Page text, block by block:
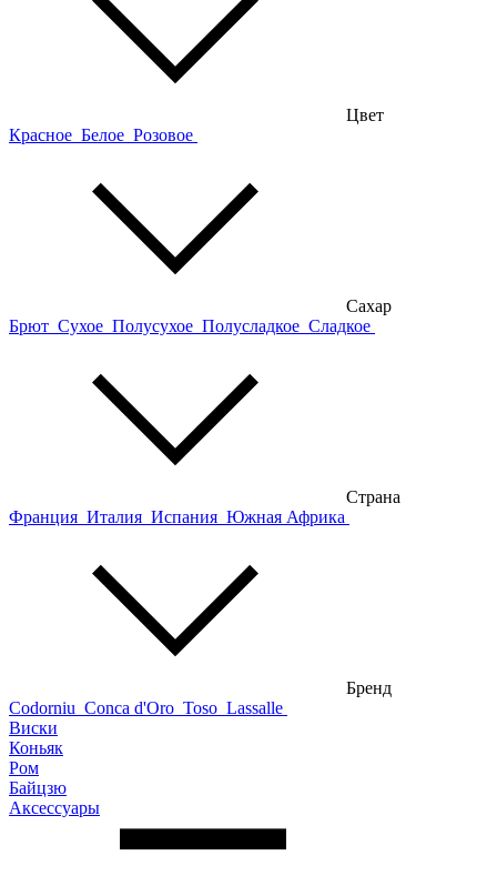
Цвет
Красное Белое Розовое
Сахар
Брют Сухое Полусухое Полусладкое Сладкое
Страна
Франция Италия Испания Южная Африка
Бренд
Codorniu Conca d'Oro Toso Lassalle
Виски
Коньяк
Ром
Байцзю
Аксессуары